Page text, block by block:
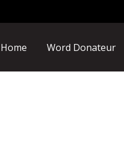
Home Word Donateur